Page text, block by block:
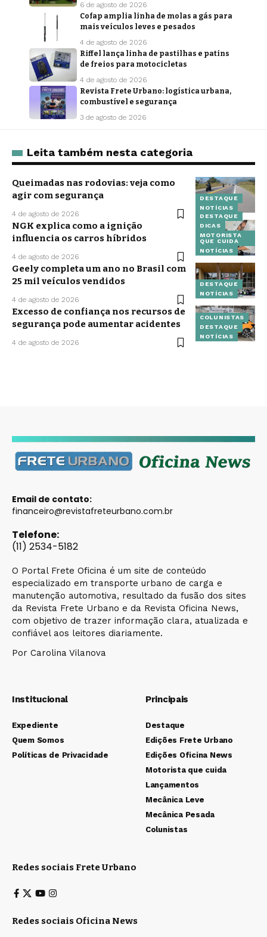
6 de agosto de 2026
Cofap amplia linha de molas a gás para
mais veículos leves e pesados
4 de agosto de 2026
Riffel lança linha de pastilhas e patins
de freios para motocicletas
4 de agosto de 2026
Revista Frete Urbano: logística urbana,
combustível e segurança
3 de agosto de 2026
Leita também nesta categoria
DESTAQUE
NOTÍCIAS
Queimadas nas rodovias: veja como
agir com segurança
4 de agosto de 2026
DESTAQUE
DICAS
MOTORISTA
QUE CUIDA
NOTÍCIAS
NGK explica como a ignição
influencia os carros híbridos
4 de agosto de 2026
DESTAQUE
NOTÍCIAS
Geely completa um ano no Brasil com
25 mil veículos vendidos
4 de agosto de 2026
COLUNISTAS
DESTAQUE
NOTÍCIAS
Excesso de confiança nos recursos de
segurança pode aumentar acidentes
4 de agosto de 2026
Email de contato:
financeiro@revistafreteurbano.com.br
Telefone:
(11) 2534-5182
O Portal Frete Oficina é um site de conteúdo
especializado em transporte urbano de carga e
manutenção automotiva, resultado da fusão dos sites
da Revista Frete Urbano e da Revista Oficina News,
com objetivo de trazer informação clara, atualizada e
confiável aos leitores diariamente.
Por Carolina Vilanova
Institucional
Expediente
Quem Somos
Políticas de Privacidade
Principais
Destaque
Edições Frete Urbano
Edições Oficina News
Motorista que cuida
Lançamentos
Mecânica Leve
Mecânica Pesada
Colunistas
Redes sociais Frete Urbano
Redes sociais Oficina News